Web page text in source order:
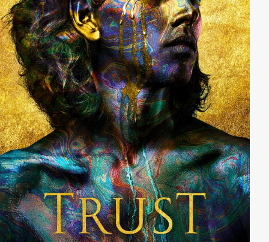
eine Mission überträgt, die sie nur schwer ablehnen
können – obwohl sie wissen, dass ihr Leben danach
nie wieder das gleiche sein wird. (Text: RD)